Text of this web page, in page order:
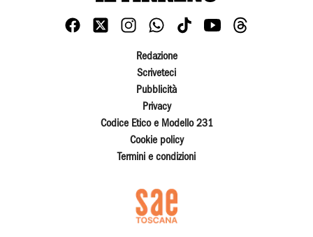
Redazione
Scriveteci
Pubblicità
Privacy
Codice Etico e Modello 231
Cookie policy
Termini e condizioni